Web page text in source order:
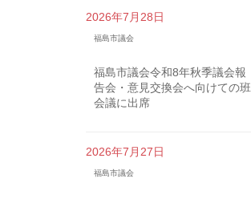
2026年7月28日
福島市議会
福島市議会令和8年秋季議会報
告会・意見交換会へ向けての班
会議に出席
2026年7月27日
福島市議会